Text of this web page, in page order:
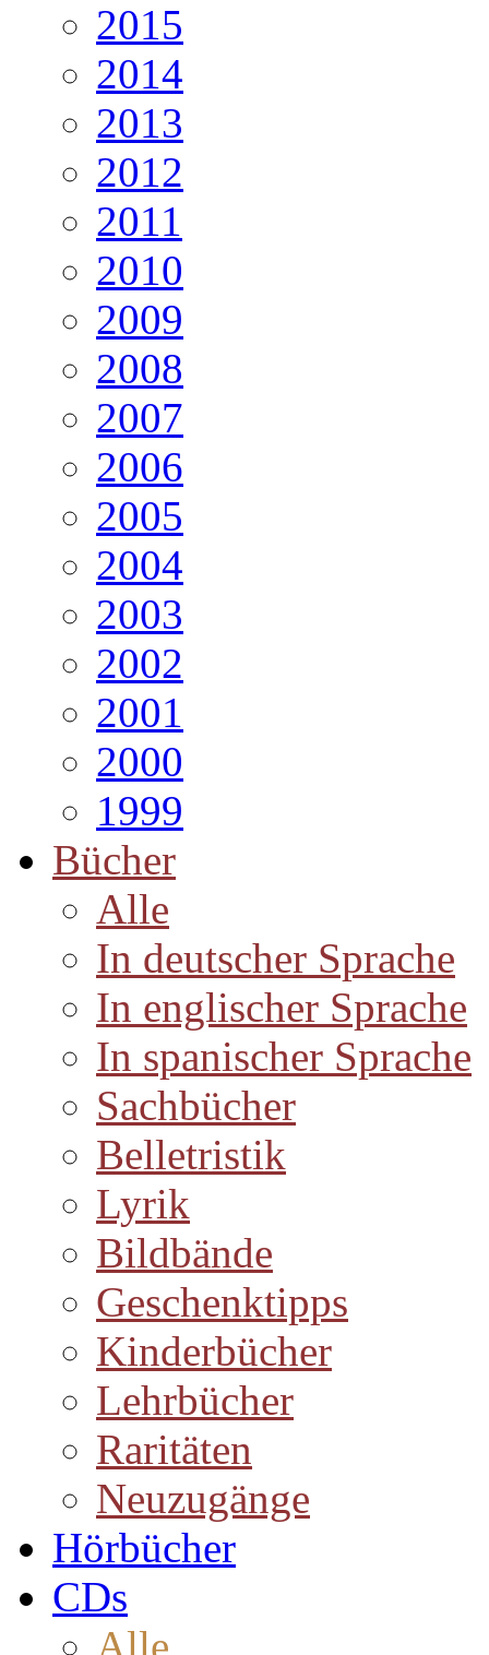
2015
2014
2013
2012
2011
2010
2009
2008
2007
2006
2005
2004
2003
2002
2001
2000
1999
Bücher
Alle
In deutscher Sprache
In englischer Sprache
In spanischer Sprache
Sachbücher
Belletristik
Lyrik
Bildbände
Geschenktipps
Kinderbücher
Lehrbücher
Raritäten
Neuzugänge
Hörbücher
CDs